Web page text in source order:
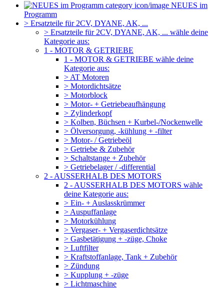
NEUES im
Programm
> Ersatzteile für 2CV, DYANE, AK, ...
> Ersatzteile für 2CV, DYANE, AK, ... wähle deine
Kategorie aus:
1 - MOTOR & GETRIEBE
1 - MOTOR & GETRIEBE wähle deine
Kategorie aus:
> AT Motoren
> Motordichtsätze
> Motorblock
> Motor- + Getriebeaufhängung
> Zylinderkopf
> Kolben, Büchsen + Kurbel-/Nockenwelle
> Ölversorgung, -kühlung + -filter
> Motor- / Getriebeöl
> Getriebe & Zubehör
> Schaltstange + Zubehör
> Getriebelager / -differential
2 - AUSSERHALB DES MOTORS
2 - AUSSERHALB DES MOTORS wähle
deine Kategorie aus:
> Ein- + Auslasskrümmer
> Auspuffanlage
> Motorkühlung
> Vergaser- + Vergaserdichtsätze
> Gasbetätigung + -züge, Choke
> Luftfilter
> Kraftstoffanlage, Tank + Zubehör
> Zündung
> Kupplung + -züge
> Lichtmaschine